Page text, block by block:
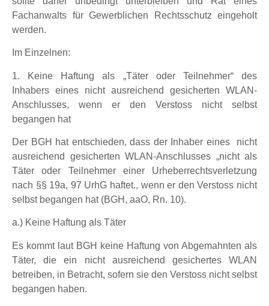
Fachanwalts für Gewerblichen Rechtsschutz eingeholt
werden.
Im Einzelnen:
1. Keine Haftung als „Täter oder Teilnehmer“ des
Inhabers eines nicht ausreichend gesicherten WLAN-
Anschlusses, wenn er den Verstoss nicht selbst
begangen hat
Der BGH hat entschieden, dass der Inhaber eines nicht
ausreichend gesicherten WLAN-Anschlusses „nicht als
Täter oder Teilnehmer einer Urheberrechtsverletzung
nach §§ 19a, 97 UrhG haftet., wenn er den Verstoss nicht
selbst begangen hat (BGH, aaO, Rn. 10).
a.) Keine Haftung als Täter
Es kommt laut BGH keine Haftung von Abgemahnten als
Täter, die ein nicht ausreichend gesichertes WLAN
betreiben, in Betracht, sofern sie den Verstoss nicht selbst
begangen haben.